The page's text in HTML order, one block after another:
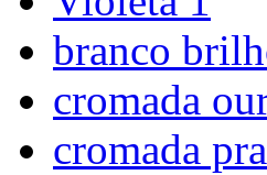
branco
cromada
cromada